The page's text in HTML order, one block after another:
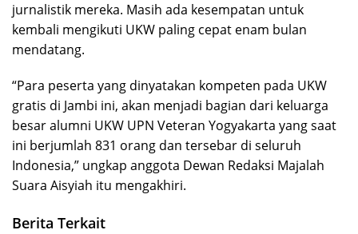
jurnalistik mereka. Masih ada kesempatan untuk
kembali mengikuti UKW paling cepat enam bulan
mendatang.
“Para peserta yang dinyatakan kompeten pada UKW
gratis di Jambi ini, akan menjadi bagian dari keluarga
besar alumni UKW UPN Veteran Yogyakarta yang saat
ini berjumlah 831 orang dan tersebar di seluruh
Indonesia,” ungkap anggota Dewan Redaksi Majalah
Suara Aisyiah itu mengakhiri.
Berita Terkait